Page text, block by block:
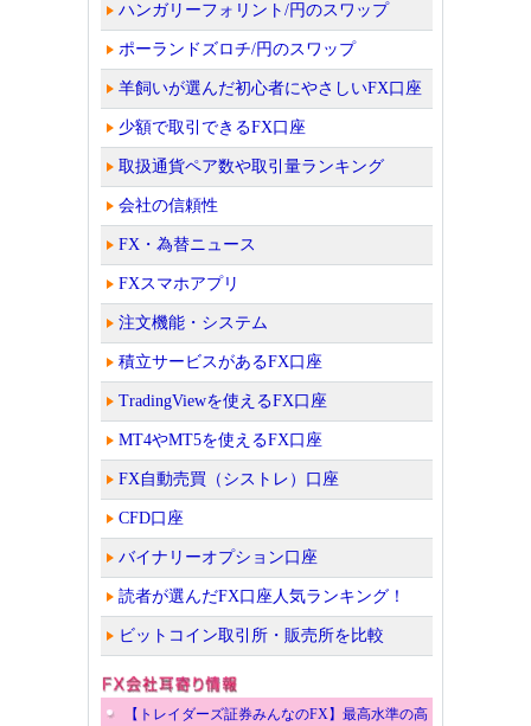
ハンガリーフォリント/円のスワップ
ポーランドズロチ/円のスワップ
羊飼いが選んだ初心者にやさしいFX口座
少額で取引できるFX口座
取扱通貨ペア数や取引量ランキング
会社の信頼性
FX・為替ニュース
FXスマホアプリ
注文機能・システム
積立サービスがあるFX口座
TradingViewを使えるFX口座
MT4やMT5を使えるFX口座
FX自動売買（シストレ）口座
CFD口座
バイナリーオプション口座
読者が選んだFX口座人気ランキング！
ビットコイン取引所・販売所を比較
【トレイダーズ証券みんなのFX】最高水準の高